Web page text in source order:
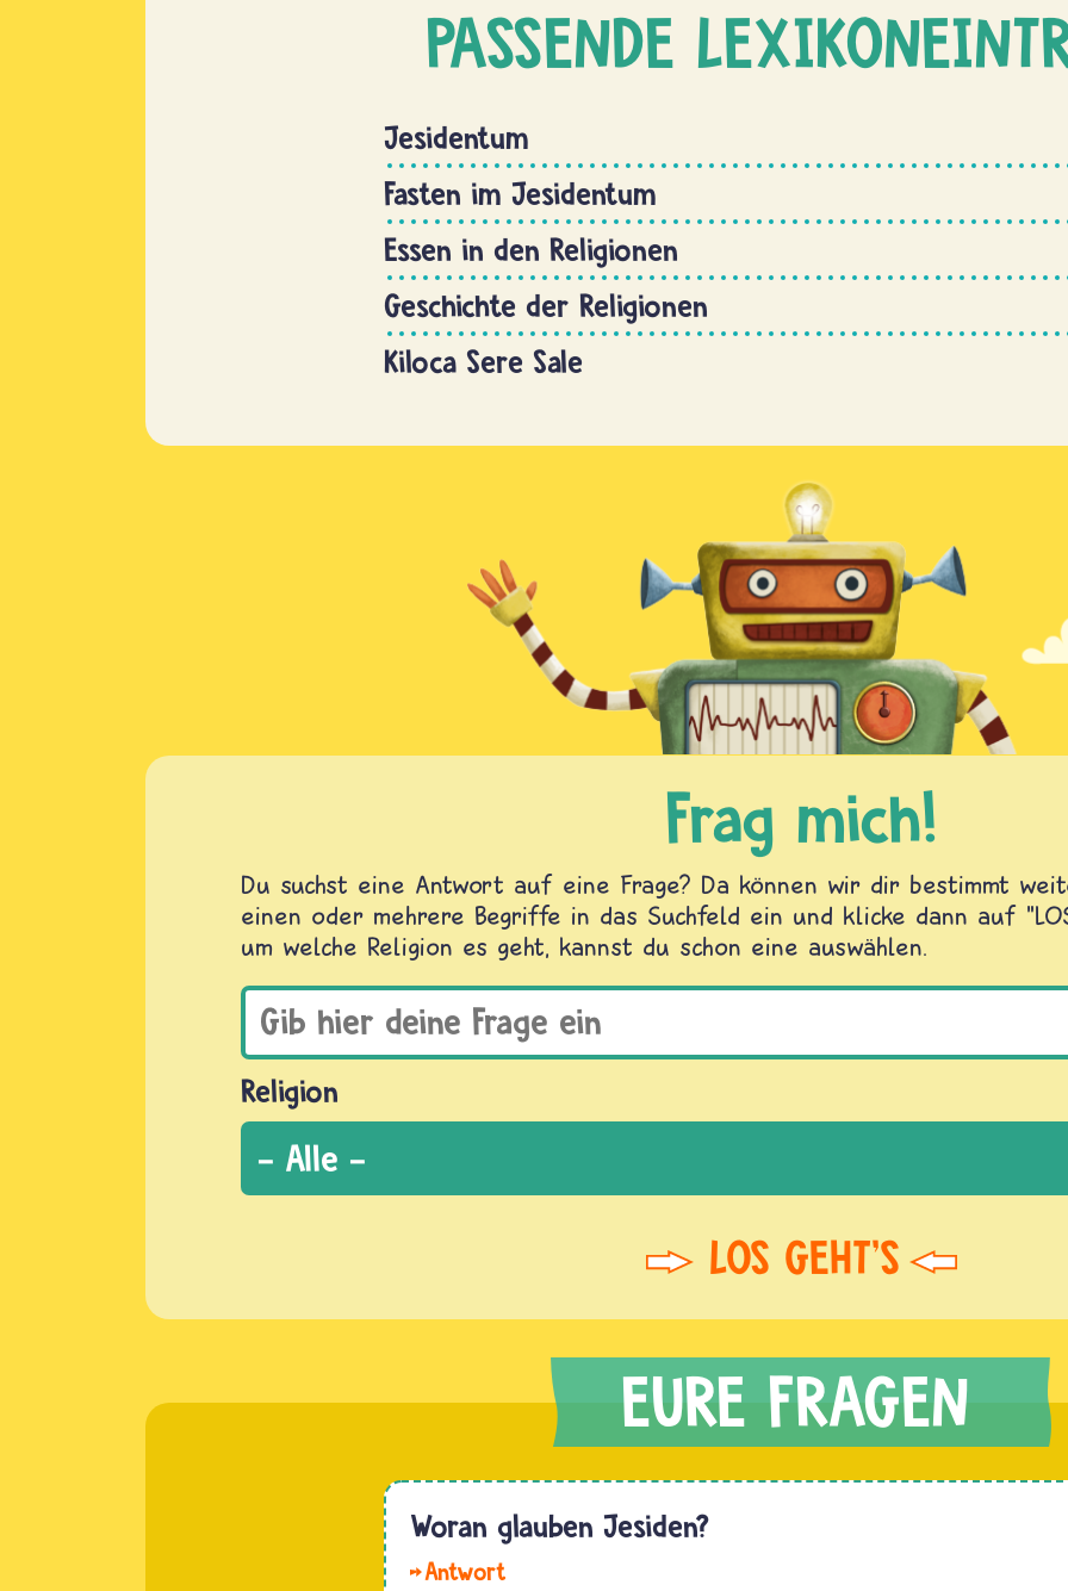
PASSENDE
Jesidentum
Fasten im Jesidentum
Essen in den Religionen
Geschichte der Religionen
Kiloca Sere Sale
Frag mich!
Du suchst eine Antwort auf eine Frage? Da können wir dir bestimmt
einen oder mehrere Begriffe in das Suchfeld ein und klicke dann auf
um welche Religion es geht, kannst du schon eine auswählen.
Religion
Woran glauben Jesiden?